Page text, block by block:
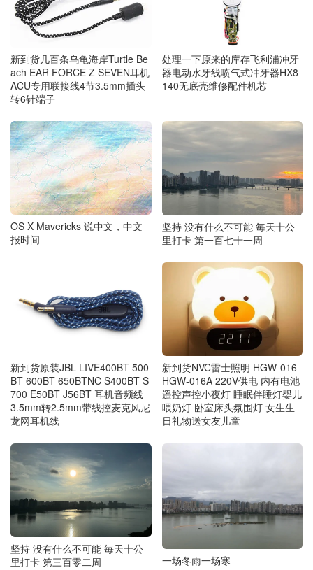
新到货几百条乌龟海岸Turtle Be
ach EAR FORCE Z SEVEN耳机
ACU专用联接线4节3.5mm插头
转6针端子
处理一下原来的库存飞利浦冲牙
器电动水牙线喷气式冲牙器HX8
140无底壳维修配件机芯
OS X Mavericks 说中文，中文
报时间
坚持 没有什么不可能 毎天十公
里打卡 第一百七十一周
新到货原装JBL LIVE400BT 500
BT 600BT 650BTNC S400BT S
700 E50BT J56BT 耳机音频线
3.5mm转2.5mm带线控麦克风尼
龙网耳机线
新到货NVC雷士照明 HGW‑016
HGW‑016A 220V供电 内有电池
遥控声控小夜灯 睡眠伴睡灯婴儿
喂奶灯 卧室床头氛围灯 女生生
日礼物送女友儿童
坚持 没有什么不可能 毎天十公
里打卡 第三百零二周
一场冬雨一场寒